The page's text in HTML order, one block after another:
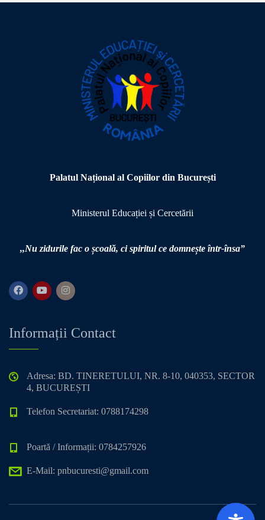
Palatul Național al Copiilor din București
Ministerul Educației și Cercetării
,,Nu zidurile fac o școală, ci spiritul ce domnește într-însa”
Informații Contact
Adresa: BD. TINERETULUI, NR. 8-10, 040353, SECTOR
4, BUCUREȘTI
Telefon Secretariat: 0788174298
Poartă / Informații: 0784257926
E-Mail: pnbucuresti@gmail.com